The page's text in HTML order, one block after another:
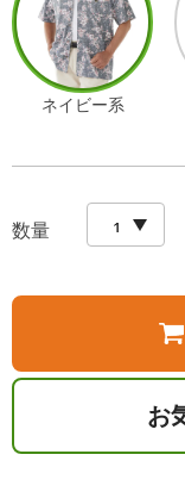
ネイビー系
数量
お